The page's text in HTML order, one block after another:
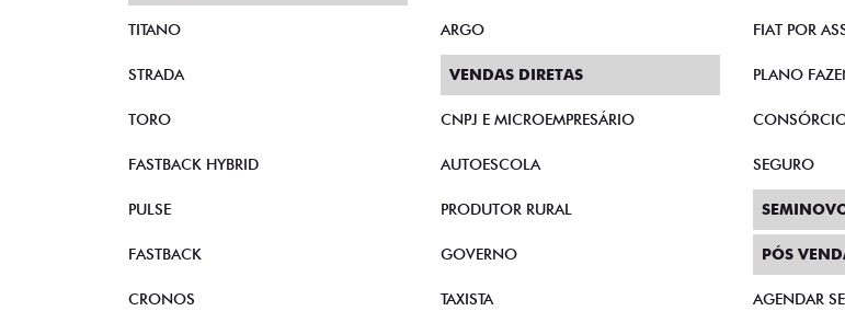
TITANO
STRADA
TORO
FASTBACK HYBRID
PULSE
FASTBACK
CRONOS
ARGO
VENDAS DIRETAS
CNPJ E MICROEMPRESÁRIO
AUTOESCOLA
PRODUTOR RURAL
GOVERNO
TAXISTA
FIAT POR
PLANO
SEGURO
PÓS
AGENDAR